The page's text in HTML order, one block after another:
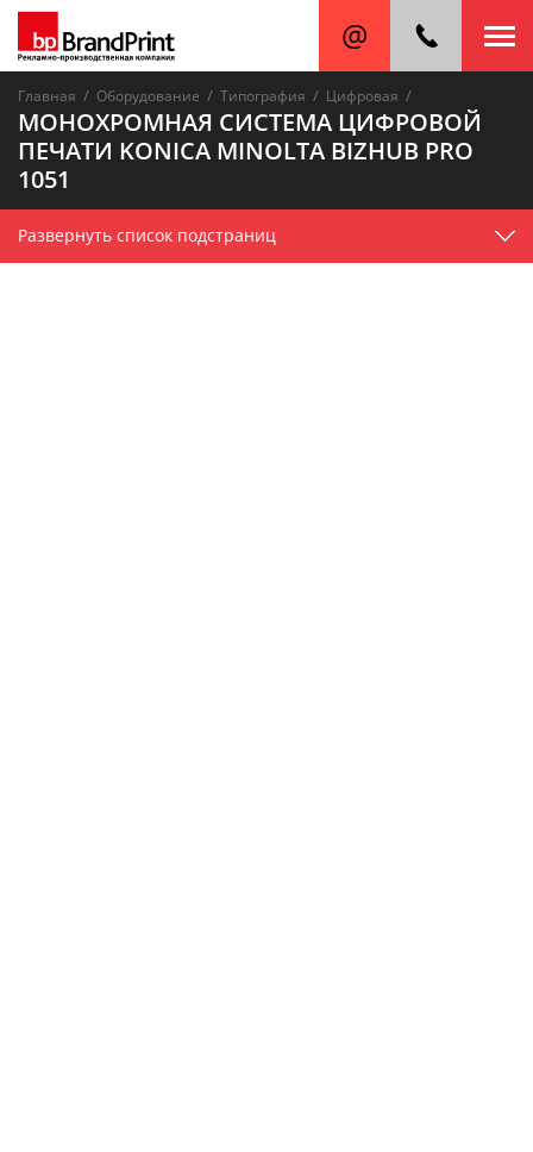
Главная / Оборудование / Типография / Цифровая /
МОНОХРОМНАЯ СИСТЕМА ЦИФРОВОЙ
ПЕЧАТИ KONICA MINOLTA BIZHUB PRO
1051
Развернуть список подстраниц